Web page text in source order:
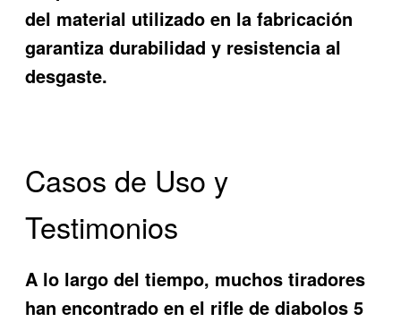
del material utilizado en la fabricación
garantiza durabilidad y resistencia al
desgaste.
Casos de Uso y
Testimonios
A lo largo del tiempo, muchos tiradores
han encontrado en el rifle de diabolos 5